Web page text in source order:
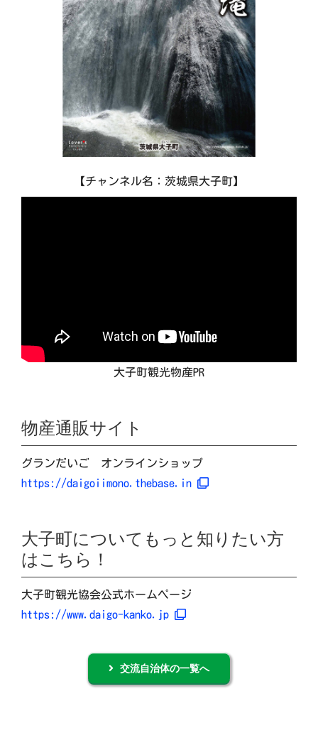
しか出会えない景色や歴史、温泉、味覚を春夏秋冬、
それぞれの楽しみ方で自由に、そして、のんびりと満
喫してください。
【チャンネル名：茨城県大子町】
大子町観光物産PR
物産通販サイト
グランだいご オンラインショップ
https://daigoiimono.thebase.in
大子町についてもっと知りたい方
はこちら！
大子町観光協会公式ホームページ
https://www.daigo-kanko.jp
交流自治体の一覧へ